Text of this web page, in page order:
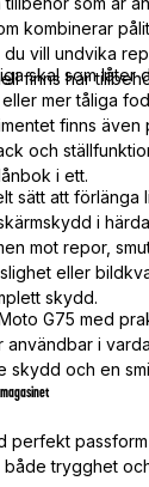
kombinerar
vill undvika
finns här
skal som låter
mer tåliga
finns även
och
i ett.
sätt att förlänga
i
mot repor,
eller
skydd.
G75 med
användbar i
skydd och en
perfekt
trygghet